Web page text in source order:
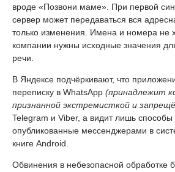
вроде «Позвони маме». При первой
сервер может передаваться вся
только изменения. Имена и номера не
компании нужны исходные значения
речи.
В Яндексе подчёркивают, что
переписку в WhatsApp (принадлежит
признанной экстремисткой и
Telegram и Viber, а видит лишь способы
опубликованные мессенджерами в
книге Android.
Обвинения в небезопасной обработке